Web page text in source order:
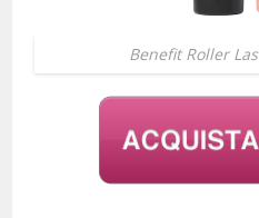
Benefit Roller